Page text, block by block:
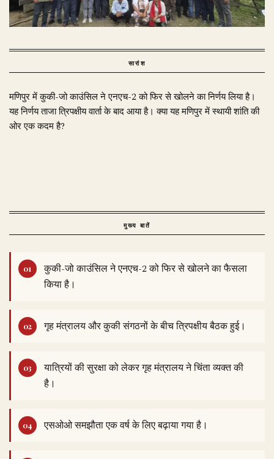
सारांश
मणिपुर में कुकी-जो काउंसिल ने एनएच-2 को फिर से खोलने का निर्णय लिया है।
यह निर्णय ताजा त्रिपक्षीय वार्ता के बाद आया है। क्या यह मणिपुर में स्थायी शांति की
ओर एक कदम है?
मुख्य बातें
कुकी-जो काउंसिल ने एनएच-2 को फिर से खोलने का फैसला
किया है।
गृह मंत्रालय और कुकी संगठनों के बीच त्रिपक्षीय बैठक हुई।
यात्रियों की सुरक्षा को लेकर गृह मंत्रालय ने चिंता व्यक्त की
है।
एसओओ समझौता एक वर्ष के लिए बढ़ाया गया है।